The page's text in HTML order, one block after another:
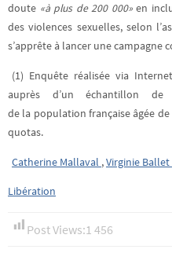
doute «à plus de 200 000»en
des violences sexuelles, selon
s’apprête à lancer une campagne
(1) Enquête réalisée via
auprès d’un échantillon de
de la population française âgée
quotas.
Catherine Mallaval ,Virginie Ballet
Libération
Post Views:1 456